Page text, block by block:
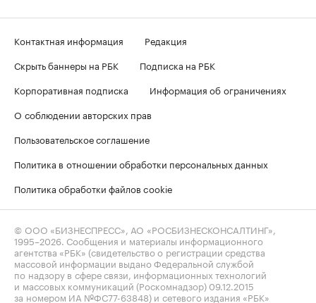
Контактная информация
Редакция
Скрыть баннеры на РБК
Подписка на РБК
Корпоративная подписка
Информация об ограничениях
О соблюдении авторских прав
Пользовательское соглашение
Политика в отношении обработки персональных данных
Политика обработки файлов cookie
© ООО «БИЗНЕСПРЕСС», АО «РОСБИЗНЕСКОНСАЛТИНГ»,
1995–2026 . Сообщения и материалы информационного
агентства «РБК» (свидетельство о регистрации средства
массовой информации выдано Федеральной службой
по надзору в сфере связи, информационных технологий
и массовых коммуникаций (Роскомнадзор) 09.12.2015
за номером ИА №ФС77-63848) и сетевого издания «РБК»